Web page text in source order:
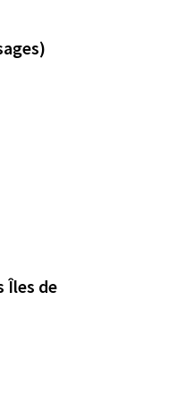
Îles de